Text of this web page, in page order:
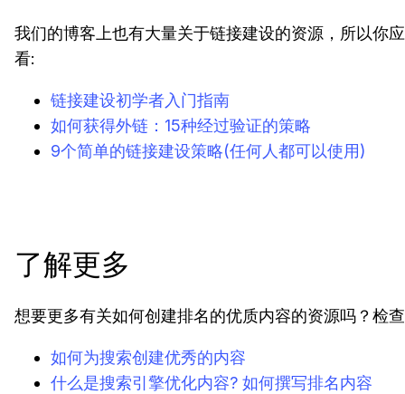
我们的博客上也有大量关于链接建设的资源，所以你
看:
链接建设初学者入门指南
如何获得外链：15种经过验证的策略
9个简单的链接建设策略(任何人都可以使用)
了解更多
想要更多有关如何创建排名的优质内容的资源吗？检
如何为搜索创建优秀的内容
什么是搜索引擎优化内容? 如何撰写排名内容